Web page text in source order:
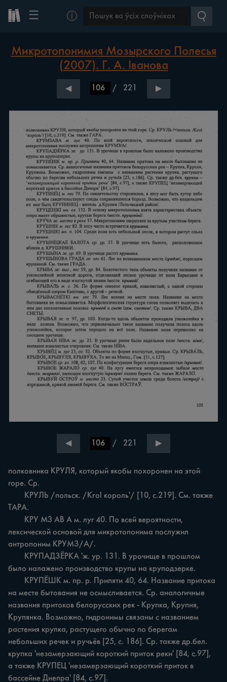
☰ ⓘ
Микротопонимия Мозырского Полесья
(2007). Г. А. Іванова
◀ / 221 ▶
◀ / 221 ▶
полковника КРУЛЯ, который якобы похоронен на этой
горе. Ср.
ТАРА.
лексической основой для микротопонима послужил
антропоним КРУМЗ/А/.
было налажено производство крупы на круподзерке.
на месте бытования не осмысливается. Ср. аналогичные
названия притоков белорусских рек - Крупка, Крупня,
Крупянка. Возможно, гидронимы связаны с названием
растения крупка, растущего обычно по берегам
небольших речек и ручьёв [25, с. 186]. Ср. также др.бел.
крупка 'незамерзающий короткий приток реки' [84, с.97],
а также КРУПЕЦ 'незамерзающий короткий приток в
бассейне Днепра' [84, с.97].